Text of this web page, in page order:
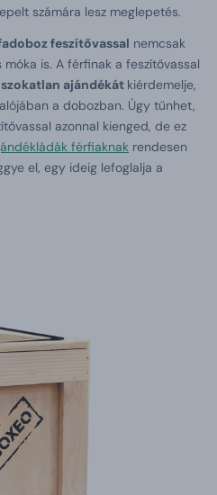
számára lesz meglepetés.
feszítővassal nemcsak
is. A férfinak a feszítővassal
szokatlan ajándékát kiérdemelje,
a dobozban. Úgy tűnhet,
azonnal kienged, de ez
férfiaknak rendesen
el, egy ideig lefoglalja a